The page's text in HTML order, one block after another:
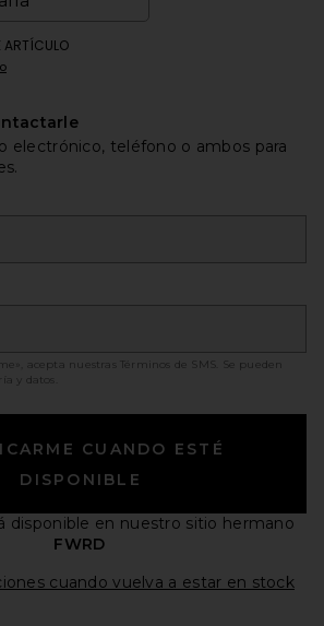
ARTÍCULO
electrónico, teléfono o ambos para
acepta nuestras Términos de SMS
. Se pueden
y datos.
CUANDO ESTÉ
DISPONIBLE
disponible en nuestro sitio hermano
FWRD
cuando vuelva a estar en stock